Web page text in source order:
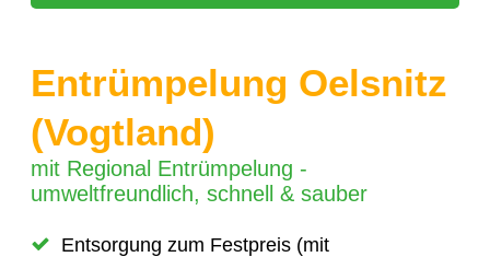
Entrümpelung Oelsnitz
(Vogtland)
mit Regional Entrümpelung -
umweltfreundlich, schnell & sauber
Entsorgung zum Festpreis (mit